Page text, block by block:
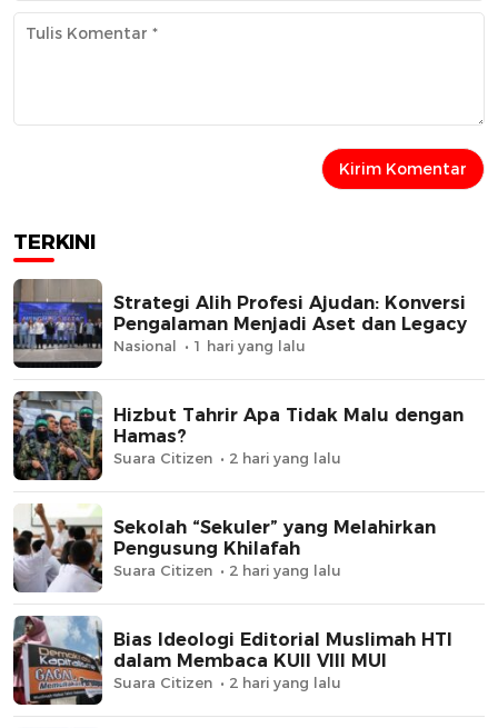
TERKINI
Strategi Alih Profesi Ajudan: Konversi
Pengalaman Menjadi Aset dan Legacy
Nasional 1 hari yang lalu
Hizbut Tahrir Apa Tidak Malu dengan
Hamas?
Suara Citizen 2 hari yang lalu
Sekolah “Sekuler” yang Melahirkan
Pengusung Khilafah
Suara Citizen 2 hari yang lalu
Bias Ideologi Editorial Muslimah HTI
dalam Membaca KUII VIII MUI
Suara Citizen 2 hari yang lalu